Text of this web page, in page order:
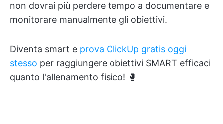
non dovrai più perdere tempo a documentare e
monitorare manualmente gli obiettivi.
Diventa smart e prova ClickUp gratis oggi
stesso per raggiungere obiettivi SMART efficaci
quanto l'allenamento fisico! 🥊